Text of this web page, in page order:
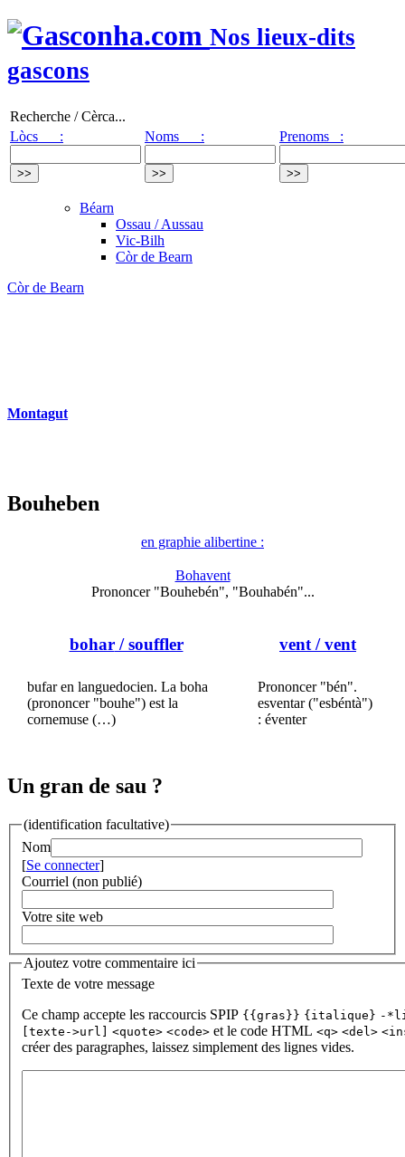
Nos lieux-dits
gascons
Recherche / Cèrca...
Lòcs :
Noms : Prenoms :
Béarn
Ossau / Aussau
Vic-Bilh
Còr de Bearn
Còr de Bearn
Montagut
Bouheben
en graphie alibertine :
Bohavent
Prononcer "Bouhebén", "Bouhabén"...
bohar/ souffler
bufar en languedocien. La boha
(prononcer "bouhe") est la
cornemuse (…)
vent / vent
Prononcer "bén".
esventar ("esbéntà")
: éventer
Un gran de sau ?
(identification facultative)
Nom
[Se connecter]
Courriel (non publié)
Votre site web
Ajoutez votre commentaire ici
Texte de votre message
Ce champ accepte les raccourcis SPIP {{gras}} {italique} -
[texte->url]
<quote> <code> et le code HTML <q> <del>
créer des paragraphes, laissez simplement des lignes vides.